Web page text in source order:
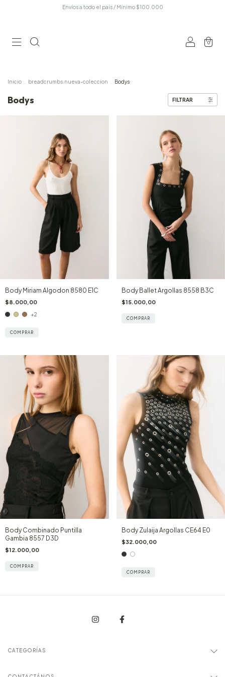
Envíos a todo el país / Mínimo $100.000
0
Inicio breadcrumbs.nueva-coleccion Bodys
Bodys FILTRAR
Body Miriam Algodon 8580 E1C
$8.000,00
+2
COMPRAR
Body Ballet Argollas 8558 B3C
$15.000,00
COMPRAR
Body Combinado Puntilla
Gambia 8557 D3D
$12.000,00
COMPRAR
Body Zulaija Argollas CE64 E0
$32.000,00
COMPRAR
CATEGORÍAS